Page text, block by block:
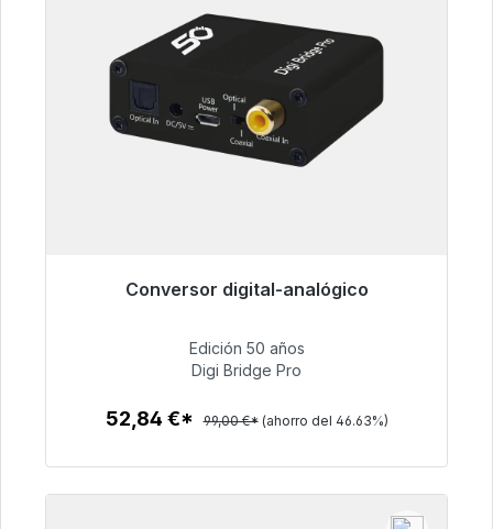
Conversor digital-analógico
Listo para envío inmediato, plazo de entrega
52,84 €
Edición 50 años
Digi Bridge Pro
52,84 €* 99,00 €* (ahorro del 46.63%)